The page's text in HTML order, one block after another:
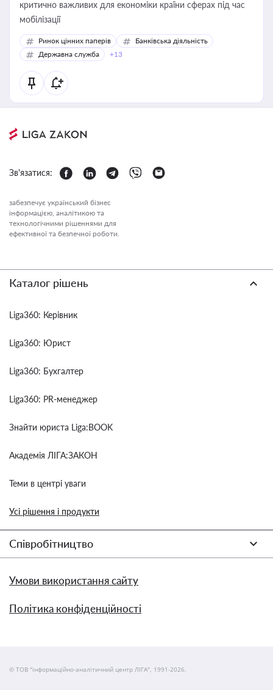
критично важливих для економіки країни сферах під час
мобілізації
Ринок цінних паперів
Банківська діяльність
Державна служба
+13
Зв'язатися:
забезпечує український бізнес
інформацією, аналітикою та
технологічними рішеннями для
ефективної та безпечної роботи.
Каталог рішень
Liga360: Керівник
Liga360: Юрист
Liga360: Бухгалтер
Liga360: PR-менеджер
Знайти юриста Liga:BOOK
Академія ЛІГА:ЗАКОН
Теми в центрі уваги
Усі рішення і продукти
Співробітництво
Умови використання сайту
Політика конфіденційності
© ТОВ "інформаційно-аналітичний центр ЛІГА", 1991-2026.